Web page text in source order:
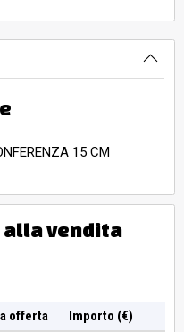
15 CM
alla vendita
offerta
Importo (€)